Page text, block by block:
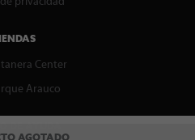
Center
Arauco